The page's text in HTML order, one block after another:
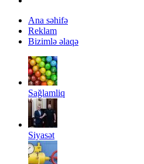
Ana səhifə
Reklam
Bizimlə əlaqə
Sağlamliq
Siyasət